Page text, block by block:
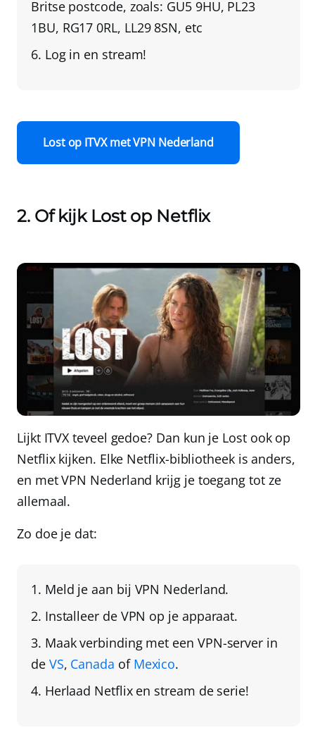
Britse postcode, zoals: GU5 9HU, PL23
1BU, RG17 0RL, LL29 8SN, etc
Log in en stream!
Lost op ITVX met VPN Nederland
2. Of kijk Lost op Netflix
Lijkt ITVX teveel gedoe? Dan kun je Lost ook op
Netflix kijken. Elke Netflix-bibliotheek is anders,
en metVPN Nederland krijg je toegang tot ze
allemaal.
Zo doe je dat:
Meld je aan bij VPN Nederland.
Installeer de VPN op je apparaat.
Maak verbinding met een VPN-server in
de VS, Canada of Mexico.
Herlaad Netflix en stream de serie!